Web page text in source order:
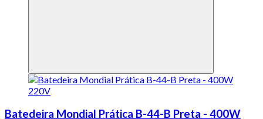
Batedeira Mondial Prática B-44-B Preta - 400W